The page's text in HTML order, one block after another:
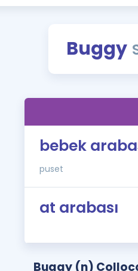
Buggy
bebek
puset
at arabası
Buggy (n)